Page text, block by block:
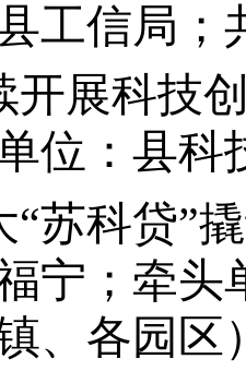
工信局
开展科技
位：县科
“苏科贷”
宁 ； 牵头
、各园区